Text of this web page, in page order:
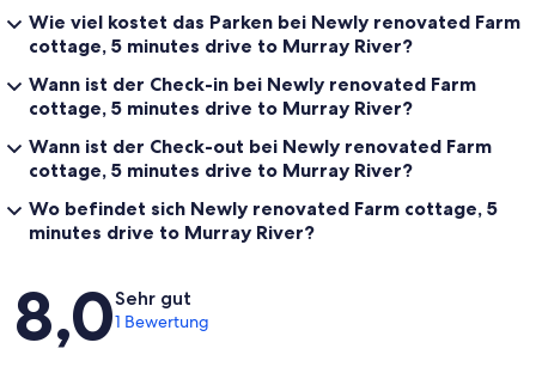
Wie viel kostet das Parken bei Newly renovated Farm
cottage, 5 minutes drive to Murray River?
Wann ist der Check-in bei Newly renovated Farm
cottage, 5 minutes drive to Murray River?
Wann ist der Check-out bei Newly renovated Farm
cottage, 5 minutes drive to Murray River?
Wo befindet sich Newly renovated Farm cottage, 5
minutes drive to Murray River?
Bewertungen
8,0Sehr gut
1 Bewertung